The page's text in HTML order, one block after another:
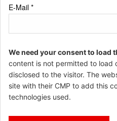
E-Mail *
We need your consent to load
content is not permitted to load
disclosed to the visitor. The
site with their CMP to add this
technologies used.